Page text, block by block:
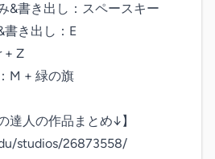
&書き出し：スペースキー
書き出し：E
+ Z
M + 緑の旗
達人の作品まとめ↓】
studios/26873558/